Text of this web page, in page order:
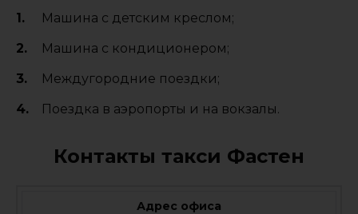
Машина с детским креслом;
Машина с кондиционером;
Междугородние поездки;
Поездка в аэропорты и на вокзалы.
Контакты такси Фастен
Адрес офиса